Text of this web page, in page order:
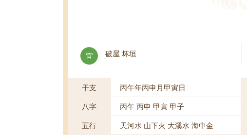
宜 破屋 坏垣
干支 丙午年丙申月甲寅日
八字
丙午 丙申 甲寅 甲子
五行
天河水 山下火 大溪水 海中金